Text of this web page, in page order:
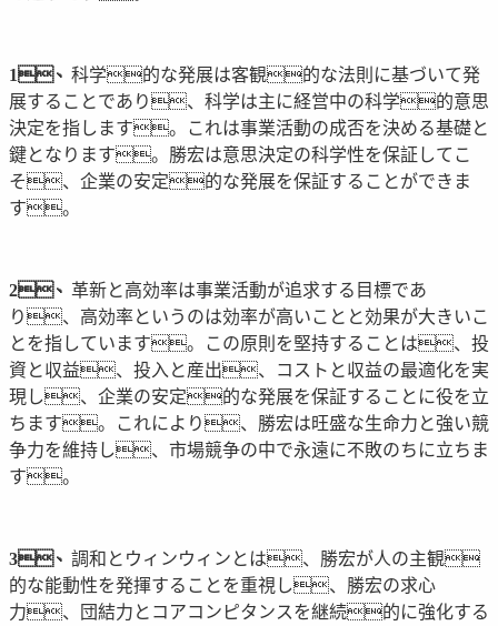
1、 科学的な発展は客観的な法則に基づいて発
展することであり、科学は主に経営中の科学的意思
決定を指します。これは事業活動の成否を決める基礎と
鍵となります。勝宏は意思決定の科学性を保証してこ
そ、企業の安定的な発展を保証することができま
す。
2、 革新と高効率は事業活動が追求する目標であ
り、高効率というのは効率が高いことと効果が大きいこ
とを指しています。この原則を堅持することは、投
資と収益、投入と産出、コストと収益の最適化を実
現し、企業の安定的な発展を保証することに役を立
ちます。これにより、勝宏は旺盛な生命力と強い競
争力を維持し、市場競争の中で永遠に不敗のちに立ちま
す。
3、 調和とウィンウィンとは、勝宏が人の主観
的な能動性を発揮することを重視し、勝宏の求心
力、団結力とコアコンピタンスを継続的に強化する